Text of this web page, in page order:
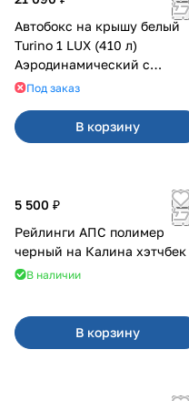
Автобокс на крышу белый
Turino 1 LUX (410 л)
Аэродинамический с
двусторонним открыванием
Под заказ
В корзину
5 500 ₽
Рейлинги АПС полимер
черный на Калина хэтчбек
В наличии
В корзину